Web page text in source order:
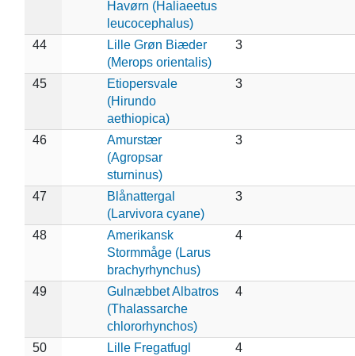
Havørn (Haliaeetus
leucocephalus)
44
Lille Grøn Biæder
(Merops orientalis)
3
45
Etiopersvale
(Hirundo
aethiopica)
3
46
Amurstær
(Agropsar
sturninus)
3
47
Blånattergal
(Larvivora cyane)
3
48
Amerikansk
Stormmåge (Larus
brachyrhynchus)
4
49
Gulnæbbet Albatros
(Thalassarche
chlororhynchos)
4
50
Lille Fregatfugl
4